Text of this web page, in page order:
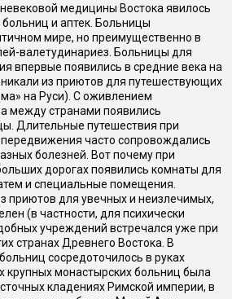
медицины Востока явилось
и аптек. Больницы
мире, но преимущественно в
валетудинариез. Больницы для
впервые появились в средние века на
из приютов для путешествующих
на Руси). С оживлением
между странами появились
Длительные путешествия при
часто сопровождались
болезней. Вот почему при
дорогах появились комнаты для
и специальные помещения.
приютов для увечных и неизлечимых,
(в частности, для психически
учреждений встречался уже при
странах Древнего Востока. В
сосредоточилось в руках
крупных монастырских больниц была
кладениях Римской империи, в